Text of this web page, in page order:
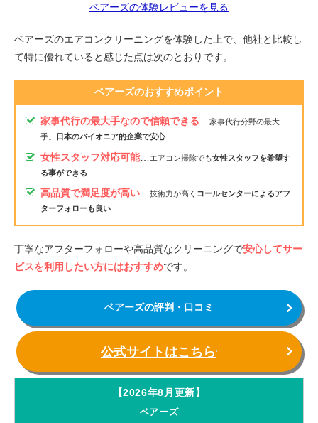
ベアーズの体験レビューを見る
ベアーズのエアコンクリーニングを体験した上で、他社と比較し
て特に優れていると感じた点は次のとおりです。
ベアーズのおすすめポイント
家事代行の最大手なので信頼できる…家事代行分野の最大
手。
日本のパイオニア的企業で安心
女性スタッフ対応可能… エアコン掃除でも女性スタッフを希望す
る事ができる
高品質で満足度が高い…技術力が高く コールセンターによるアフ
ターフォローも良い
丁寧なアフターフォローや高品質なクリーニングで安心してサー
ビスを利用したい方にはおすすめです。
ベアーズの評判・口コミ
公式サイトはこちら
【2026年8月更新】
ベアーズ